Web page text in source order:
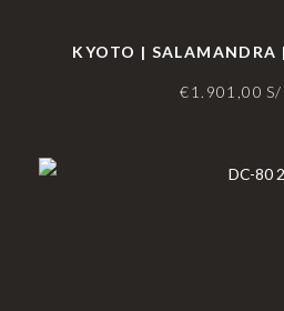
KYOTO | SALAMANDRA
€1.901,00